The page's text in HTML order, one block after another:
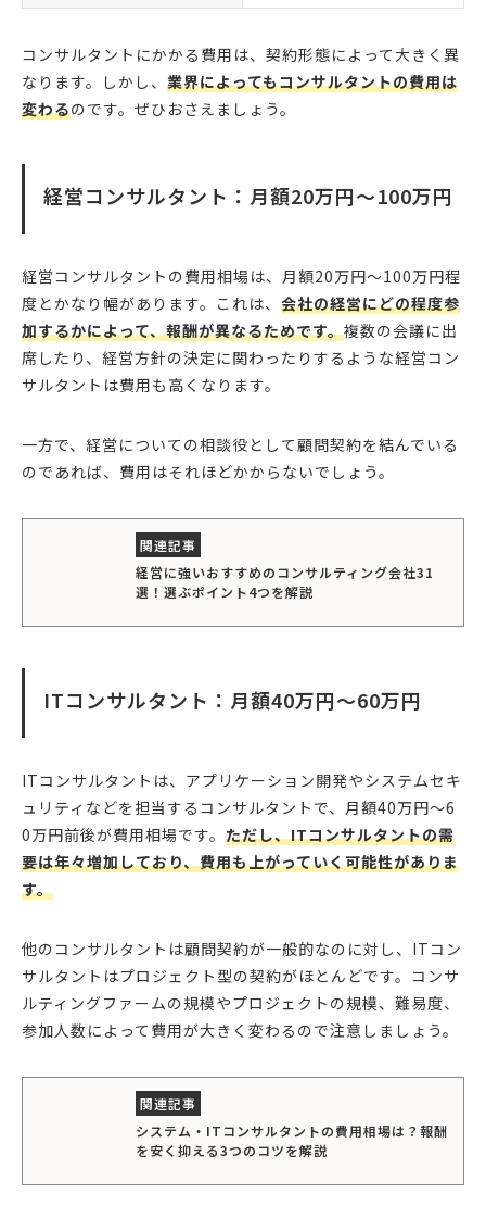
コンサルタントにかかる費用は、契約形態によって大きく異
なります。しかし、 業界によってもコンサルタントの費用は
変わるのです。ぜひおさえましょう。
経営コンサルタント：月額20万円〜100万円
経営コンサルタントの費用相場は、月額20万円〜100万円程
度とかなり幅があります。これは、 会社の経営にどの程度参
加するかによって、報酬が異なるためです。複数の会議に出
席したり、経営方針の決定に関わったりするような経営コン
サルタントは費用も高くなります。
一方で、経営についての相談役として顧問契約を結んでいる
のであれば、費用はそれほどかからないでしょう。
経営に強いおすすめのコンサルティング会社31
選！選ぶポイント4つを解説
ITコンサルタント：月額40万円〜60万円
ITコンサルタントは、アプリケーション開発やシステムセキ
ュリティなどを担当するコンサルタントで、月額40万円〜6
0万円前後が費用相場です。 ただし、ITコンサルタントの需
要は年々増加しており、費用も上がっていく可能性がありま
す。
他のコンサルタントは顧問契約が一般的なのに対し、ITコン
サルタントはプロジェクト型の契約がほとんどです。コンサ
ルティングファームの規模やプロジェクトの規模、難易度、
参加人数によって費用が大きく変わるので注意しましょう。
システム・ITコンサルタントの費用相場は？報酬
を安く抑える3つのコツを解説